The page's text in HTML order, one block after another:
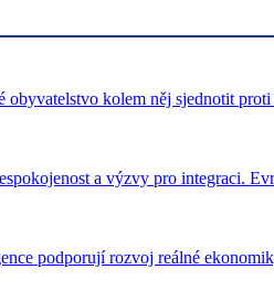
kolem něj sjednotit
a výzvy pro integraci.
podporují rozvoj reálné